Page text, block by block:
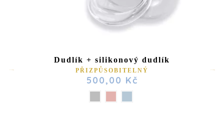
Dudlík + silikonový dudlík
PŘIZPŮSOBITELNÝ
500,00 Kč